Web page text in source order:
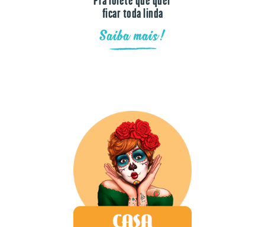
ficar toda linda
Saiba mais!